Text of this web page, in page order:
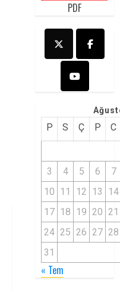
PDF
P S Ç P C
3 4 5 6
7
10 11 12 13
14
17 18 19 20 21
24 25 26 27 28
31
« Tem